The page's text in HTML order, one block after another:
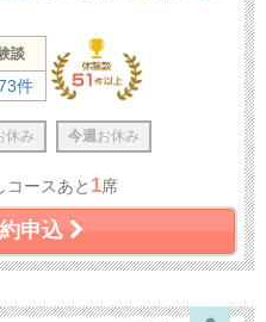
談
件
休み 今週 お休み
コースあと 1席
申込